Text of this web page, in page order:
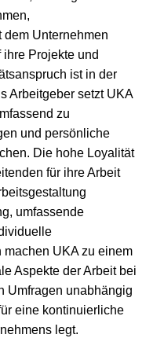
dem Unternehmen
Projekte und
ist in der
Arbeitgeber setzt UKA
zu
und persönliche
Die hohe Loyalität
für ihre Arbeit
umfassende
UKA zu einem
Aspekte der Arbeit bei
Umfragen unabhängig
eine kontinuierliche
legt.